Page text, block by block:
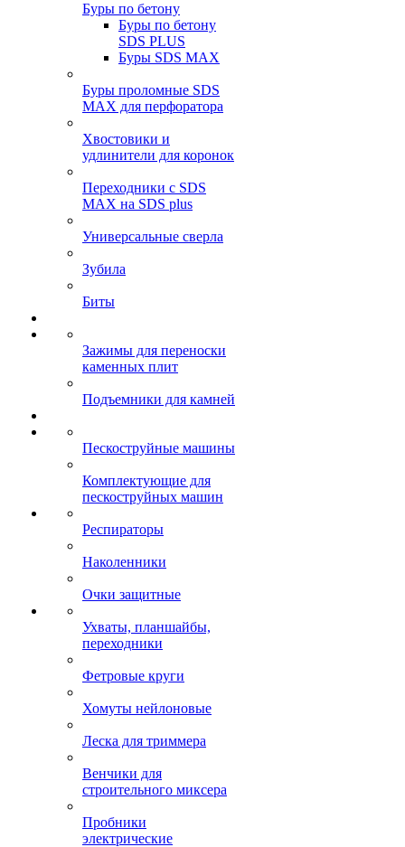
Буры по бетону
Буры по бетону
SDS PLUS
Буры SDS MAX
Буры проломные SDS
MAX для перфоратора
Хвостовики и
удлинители для коронок
Переходники с SDS
MAX на SDS plus
Универсальные сверла
Зубила
Биты
Зажимы для переноски
каменных плит
Подъемники для камней
Пескоструйные машины
Комплектующие для
пескоструйных машин
Респираторы
Наколенники
Очки защитные
Ухваты, планшайбы,
переходники
Фетровые круги
Хомуты нейлоновые
Леска для триммера
Венчики для
строительного миксера
Пробники
электрические